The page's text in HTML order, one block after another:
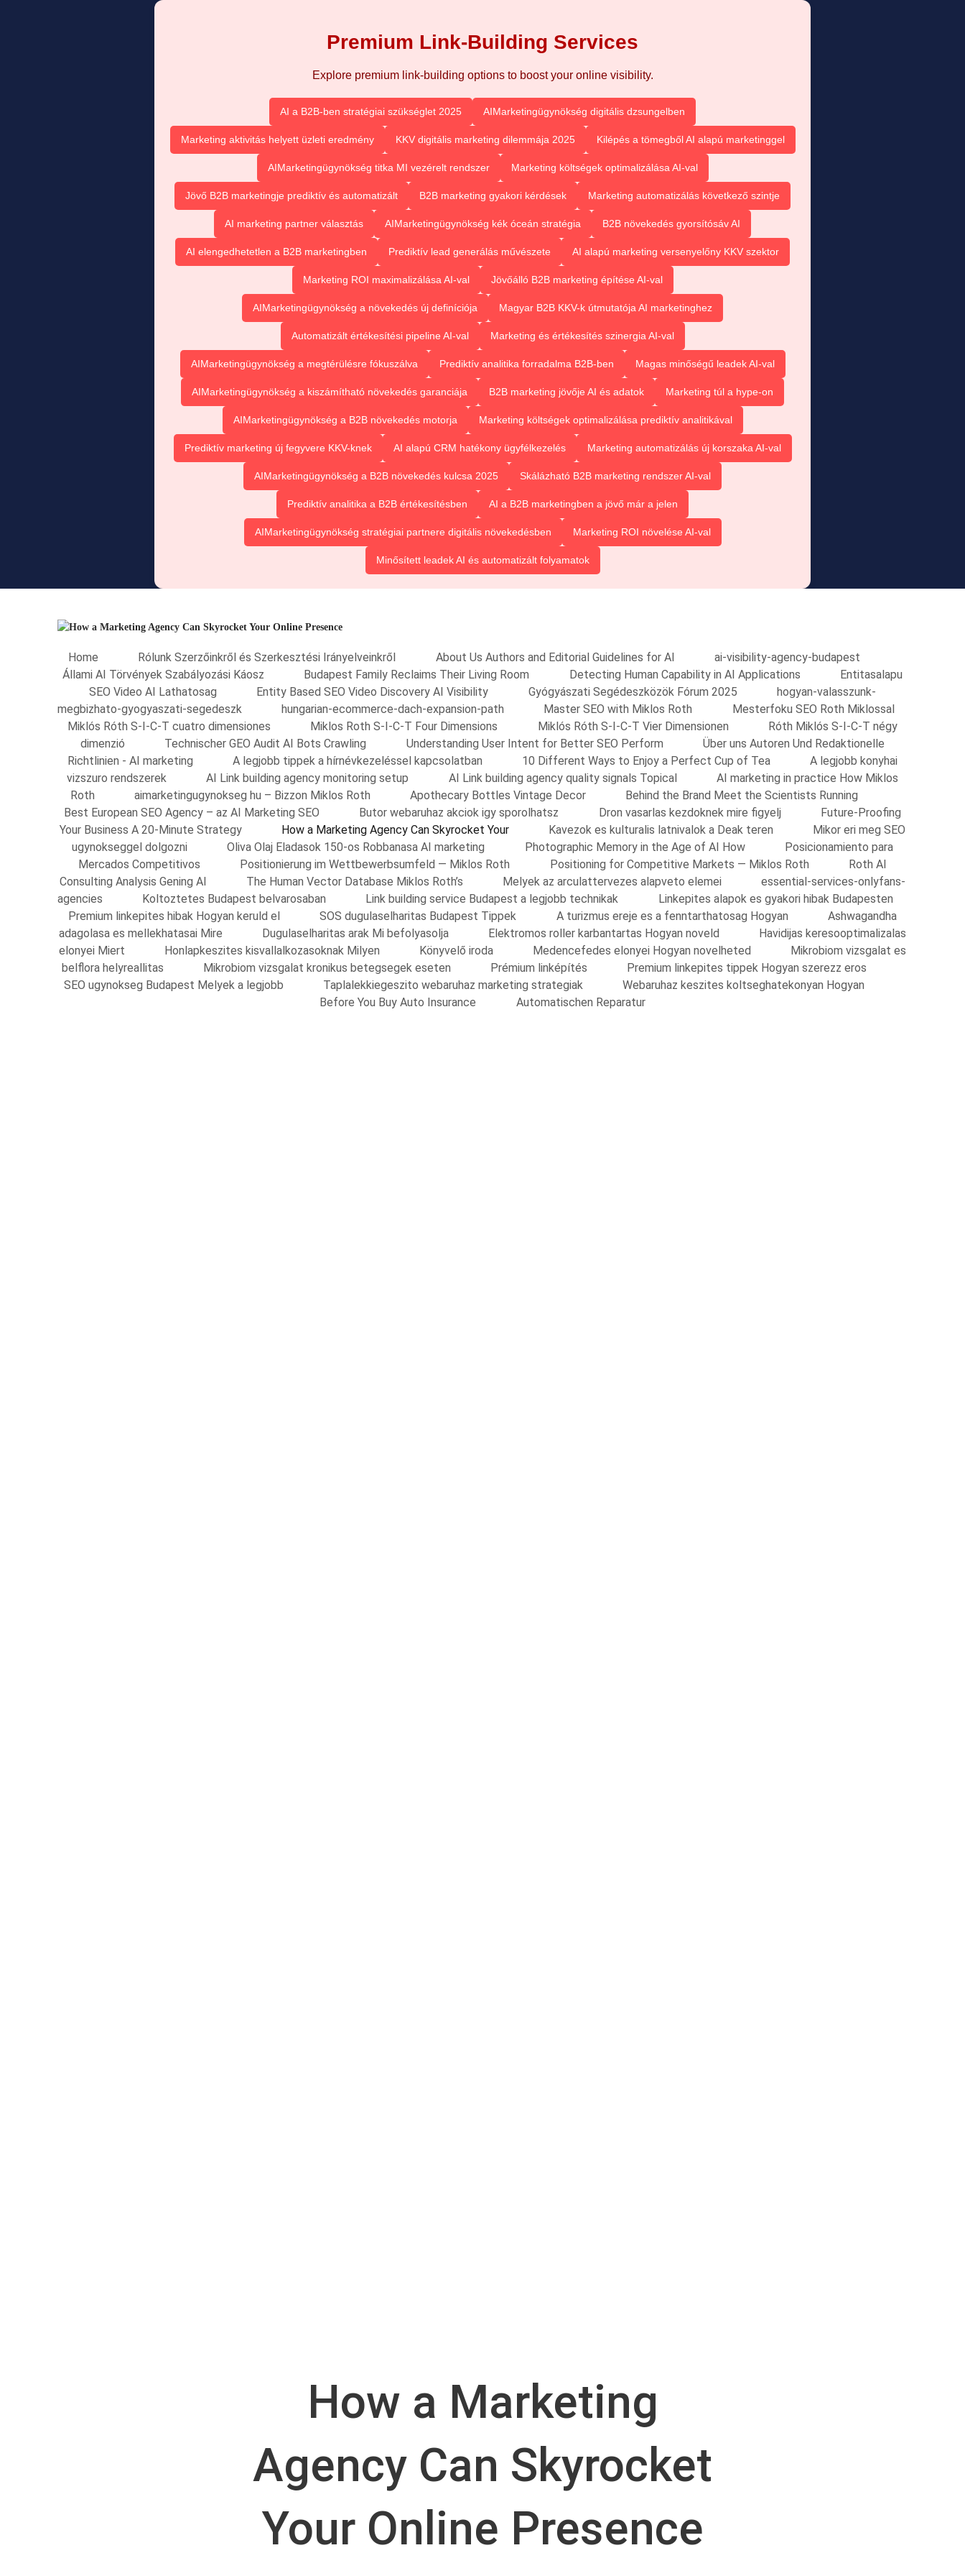
Premium Link-Building Services
Explore premium link-building options to boost your online visibility.
AI a B2B-ben stratégiai szükséglet 2025 AIMarketingügynökség digitális dzsungelben
Marketing aktivitás helyett üzleti eredmény KKV digitális marketing dilemmája 2025 Kilépés a tömegből AI alapú marketinggel
AIMarketingügynökség titka MI vezérelt rendszer Marketing költségek optimalizálása AI-val
Jövő B2B marketingje prediktív és automatizált B2B marketing gyakori kérdések Marketing automatizálás következő szintje
AI marketing partner választás AIMarketingügynökség kék óceán stratégia B2B növekedés gyorsítósáv AI
AI elengedhetetlen a B2B marketingben Prediktív lead generálás művészete AI alapú marketing versenyelőny KKV szektor
Marketing ROI maximalizálása AI-val Jövőálló B2B marketing építése AI-val
AIMarketingügynökség a növekedés új definíciója Magyar B2B KKV-k útmutatója AI marketinghez
Automatizált értékesítési pipeline AI-val Marketing és értékesítés szinergia AI-val
AIMarketingügynökség a megtérülésre fókuszálva Prediktív analitika forradalma B2B-ben Magas minőségű leadek AI-val
AIMarketingügynökség a kiszámítható növekedés garanciája B2B marketing jövője AI és adatok Marketing túl a hype-on
AIMarketingügynökség a B2B növekedés motorja Marketing költségek optimalizálása prediktív analitikával
Prediktív marketing új fegyvere KKV-knek AI alapú CRM hatékony ügyfélkezelés Marketing automatizálás új korszaka AI-val
AIMarketingügynökség a B2B növekedés kulcsa 2025 Skálázható B2B marketing rendszer AI-val
Prediktív analitika a B2B értékesítésben AI a B2B marketingben a jövő már a jelen
AIMarketingügynökség stratégiai partnere digitális növekedésben Marketing ROI növelése AI-val
Minősített leadek AI és automatizált folyamatok
Home Rólunk Szerzőinkről és Szerkesztési Irányelveinkről About Us Authors and Editorial Guidelines for AI
ai-visibility-agency-budapest
Állami AI Törvények Szabályozási Káosz
Budapest Family Reclaims Their Living Room Detecting Human Capability in AI Applications
Entitasalapu
SEO Video AI Lathatosag
Entity Based SEO Video Discovery AI Visibility Gyógyászati Segédeszközök Fórum 2025
hogyan-valasszunk-
megbizhato-gyogyaszati-segedeszk
hungarian-ecommerce-dach-expansion-path Master SEO with Miklos Roth
Mesterfoku SEO Roth Miklossal
Miklós Róth S-I-C-T cuatro dimensiones
Miklos Roth S-I-C-T Four Dimensions Miklós Róth S-I-C-T Vier Dimensionen
Róth Miklós S-I-C-T négy
dimenzió
Technischer GEO Audit AI Bots Crawling Understanding User Intent for Better SEO Perform
Über uns Autoren Und Redaktionelle
Richtlinien - AI marketing
A legjobb tippek a hírnévkezeléssel kapcsolatban 10 Different Ways to Enjoy a Perfect Cup of Tea
A legjobb konyhai
vizszuro rendszerek
AI Link building agency monitoring setup AI Link building agency quality signals Topical
AI marketing in practice How Miklos
Roth
aimarketingugynokseg hu – Bizzon Miklos Roth Apothecary Bottles Vintage Decor
Behind the Brand Meet the Scientists Running
Best European SEO Agency – az AI Marketing SEO
Butor webaruhaz akciok igy sporolhatsz Dron vasarlas kezdoknek mire figyelj
Future-Proofing
Your Business A 20-Minute Strategy
How a Marketing Agency Can Skyrocket Your Kavezok es kulturalis latnivalok a Deak teren
Mikor eri meg SEO
ugynokseggel dolgozni
Oliva Olaj Eladasok 150-os Robbanasa AI marketing Photographic Memory in the Age of AI How
Posicionamiento para
Mercados Competitivos
Positionierung im Wettbewerbsumfeld — Miklos Roth Positioning for Competitive Markets — Miklos Roth
Roth AI
Consulting Analysis Gening AI
The Human Vector Database Miklos Roth’s Melyek az arculattervezes alapveto elemei
essential-services-onlyfans-
agencies
Koltoztetes Budapest belvarosaban Link building service Budapest a legjobb technikak
Linkepites alapok es gyakori hibak Budapesten
Premium linkepites hibak Hogyan keruld el
SOS dugulaselharitas Budapest Tippek A turizmus ereje es a fenntarthatosag Hogyan
Ashwagandha
adagolasa es mellekhatasai Mire
Dugulaselharitas arak Mi befolyasolja Elektromos roller karbantartas Hogyan noveld
Havidijas keresooptimalizalas
elonyei Miert
Honlapkeszites kisvallalkozasoknak Milyen Könyvelő iroda Medencefedes elonyei Hogyan novelheted
Mikrobiom vizsgalat es
belflora helyreallitas
Mikrobiom vizsgalat kronikus betegsegek eseten Prémium linképítés
Premium linkepites tippek Hogyan szerezz eros
SEO ugynokseg Budapest Melyek a legjobb
Taplalekkiegeszito webaruhaz marketing strategiak
Webaruhaz keszites koltseghatekonyan Hogyan
Before You Buy Auto Insurance
Automatischen Reparatur
How a Marketing
Agency Can Skyrocket
Your Online Presence